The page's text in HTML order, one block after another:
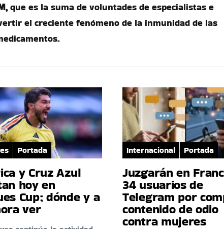
que es la suma de voluntades de especialistas e
el creciente fenómeno de la inmunidad de las
Portada
y Cruz Azul
hoy en
Cup; dónde y a
ver
Internacional Portada
Juzgarán en
34 usuarios de
Telegram por
contenido de odio
contra mujeres